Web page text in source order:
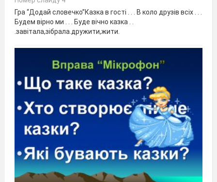
Гра “Додай словечко”Казка в гості . . . В коло друзів всіх . . .
Будем вірно ми . . . Буде вічно казка . .
.завітала,зібрала.дружити,жити.